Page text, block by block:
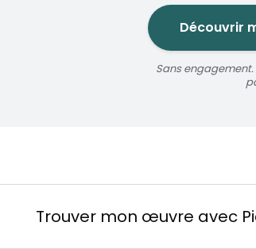
Découvrir
Sans
Trouver mon œuvre avec